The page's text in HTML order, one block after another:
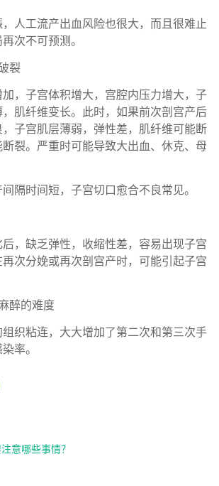
人工流产出血风险也很大，而且很难止
次不可预测。
裂
，子宫体积增大，宫腔内压力增大，子
肌纤维变长。此时，如果前次剖宫产后
子宫肌层薄弱，弹性差，肌纤维可能断
裂。严重时可能导致大出血、休克、母
隔时间短，子宫切口愈合不良常见。
，缺乏弹性，收缩性差，容易出现子宫
次分娩或再次剖宫产时，可能引起子宫
醉的难度
织粘连，大大增加了第二次和第三次手
率。
意哪些事情？